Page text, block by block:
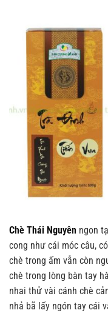
Chè Thái Nguyên ngon
cong như cái móc câu,
chè trong ấm vẫn còn
chè trong lòng bàn tay
nhai thử vài cánh chè
nhả bã lấy ngón tay cái